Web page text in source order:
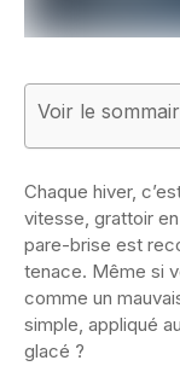
Voir le
Chaque hiver,
vitesse, grattoir
pare-brise est
tenace. Même si
comme un
simple, appliqué
glacé ?